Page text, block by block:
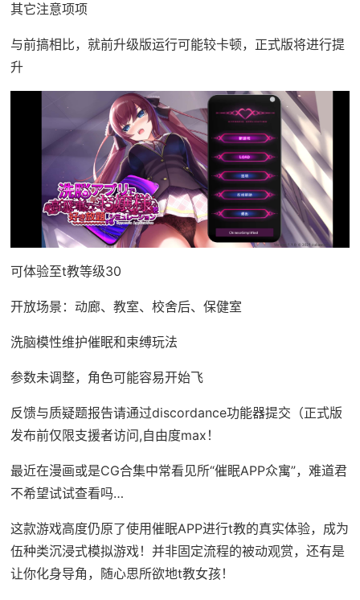
其它注意项项
与前搞相比，就前升级版运行可能较卡顿，正式版将进行提
升
可体验至t教等级30
开放场景：动廊、教室、校舍后、保健室
洗脑模性维护催眠和束缚玩法
参数未调整，角色可能容易开始飞
反馈与质疑题报告请通过discordance功能器提交（正式版
发布前仅限支援者访问,自由度max！
最近在漫画或是CG合集中常看见所“催眠APP众寓”，难道君
不希望试试查看吗…
这款游戏高度仍原了使用催眠APP进行t教的真实体验，成为
伍种类沉浸式模拟游戏！并非固定流程的被动观赏，还有是
让你化身导角，随心思所欲地t教女孩！